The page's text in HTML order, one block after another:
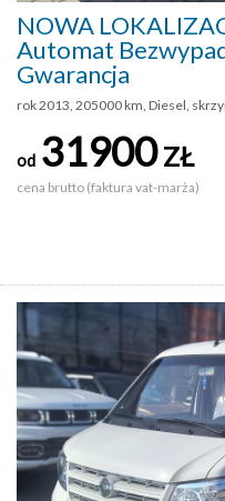
NOWA
Automat
Gwarancja
rok 2013, 205000 km, Diesel,
od 31900ZŁ
cena brutto (faktura vat-marża)